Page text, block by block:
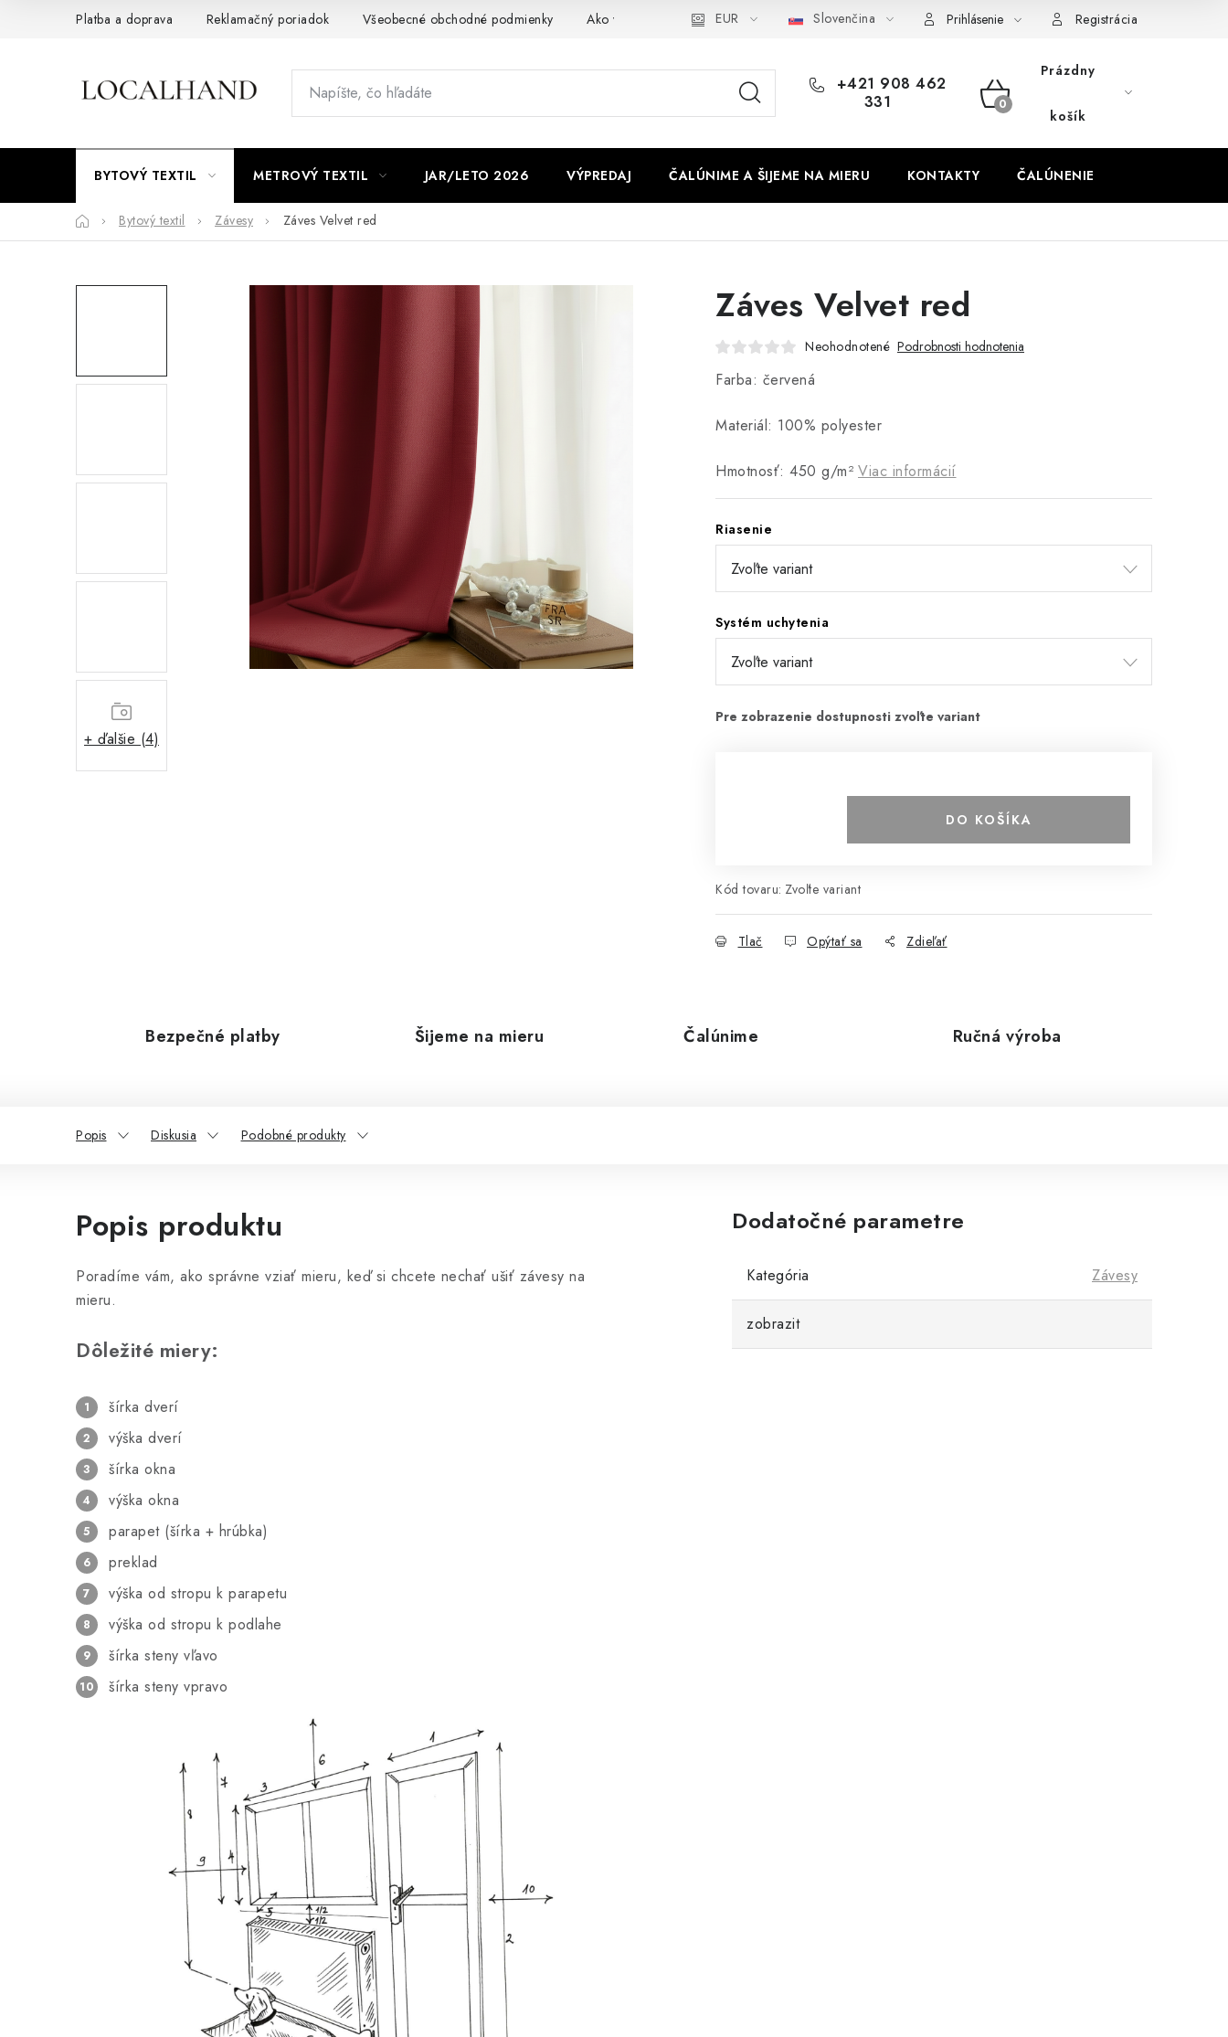
Platba a doprava Reklamačný poriadok Všeobecné obchodné podmienky Ako využíváme cookies Ochrana osobných údajov Odstúpenie od zmluvy
EUR Slovenčina Prihlásenie Registrácia
+421 908 462
331
NÁKUPNÝ
Prázdny
košík
BYTOVÝ TEXTIL METROVÝ TEXTIL JAR/LETO 2026 VÝPREDAJ ČALÚNIME A ŠIJEME NA MIERU KONTAKTY ČALÚNENIE
DomovBytový textil Závesy Záves Velvet red
+ ďalšie (4)
Záves Velvet red
Neohodnotené Podrobnosti hodnotenia
Farba: červená
Materiál: 100% polyester
Hmotnosť: 450 g/m² Viac informácií
Riasenie
Systém uchytenia
DO KOŠÍKA
Kód tovaru: Zvoľte variant
Tlač Opýtať sa Zdieľať
Bezpečné platby Šijeme na mieru Čalúnime Ručná výroba
Popis Diskusia Podobné produkty
Popis produktu
Poradíme vám, ako správne vziať mieru, keď si chcete nechať ušiť závesy na
mieru.
Dôležité miery:
šírka dverí
výška dverí
šírka okna
výška okna
parapet (šírka + hrúbka)
preklad
výška od stropu k parapetu
výška od stropu k podlahe
šírka steny vľavo
šírka steny vpravo
Dodatočné parametre
Kategória Závesy
zobrazit